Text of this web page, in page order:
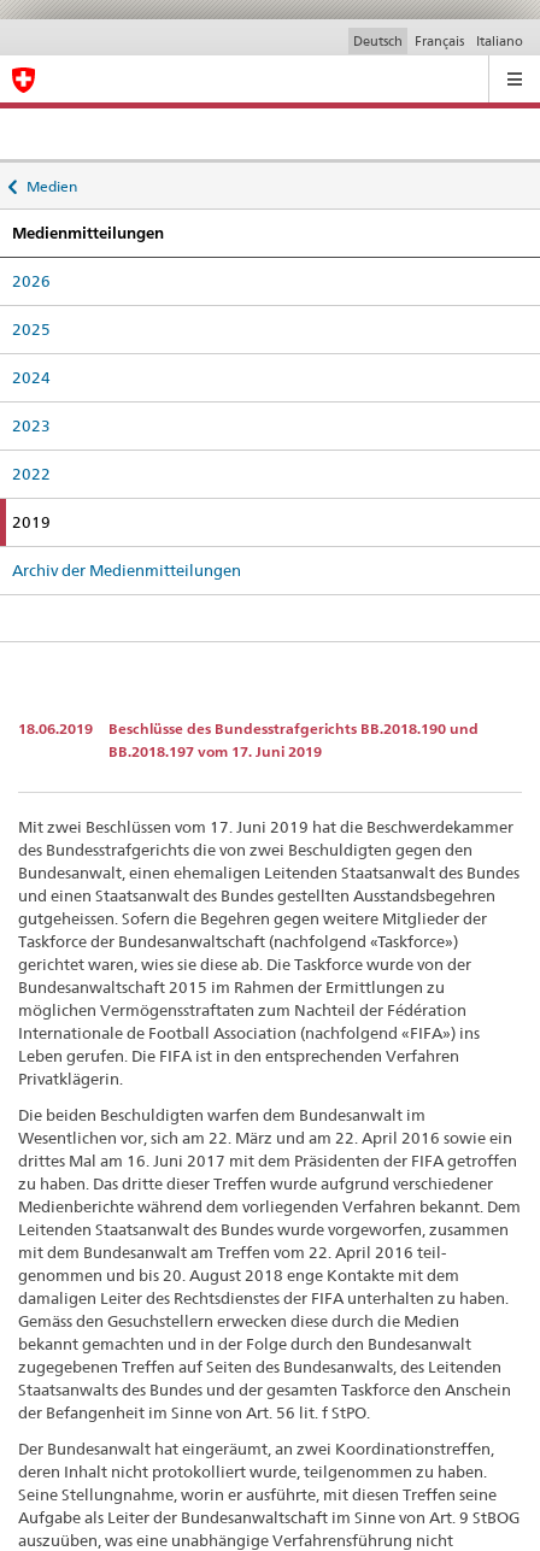
Deutsch Français Italiano
Ricerca
to
Medien
Medienmitteilungen
2026
2025
2024
2023
2022
2019
Archiv der Medienmitteilungen
18.06.2019
Beschlüsse des Bundesstrafgerichts BB.2018.190 und
BB.2018.197 vom 17. Juni 2019
Mit zwei Beschlüssen vom 17. Juni 2019 hat die Beschwerdekammer
des Bundesstrafgerichts die von zwei Beschuldigten gegen den
Bundesanwalt, einen ehemaligen Leitenden Staats­anwalt des Bundes
und einen Staatsanwalt des Bundes gestellten Ausstandsbegehren
gutgeheissen. Sofern die Begehren gegen weitere Mitglieder der
Taskforce der Bundesanwalt­schaft (nachfolgend «Taskforce»)
gerichtet waren, wies sie diese ab. Die Taskforce wurde von der
Bundesanwaltschaft 2015 im Rahmen der Ermittlungen zu
möglichen Vermögens­straftaten zum Nachteil der Fédération
Internationale de Football Association (nachfolgend «FIFA») ins
Leben gerufen. Die FIFA ist in den entsprechenden Verfahren
Privatklägerin.
Die beiden Beschuldigten warfen dem Bundesanwalt im
Wesentlichen vor, sich am 22. März und am 22. April 2016 sowie ein
drittes Mal am 16. Juni 2017 mit dem Präsidenten der FIFA getroffen
zu haben. Das dritte dieser Treffen wurde aufgrund verschiedener
Medienberichte während dem vorliegenden Verfahren bekannt. Dem
Leitenden Staatsanwalt des Bundes wurde vorgeworfen, zusammen
mit dem Bundesanwalt am Treffen vom 22. April 2016 teil­
genommen und bis 20. August 2018 enge Kontakte mit dem
damaligen Leiter des Rechts­dienstes der FIFA unterhalten zu haben.
Gemäss den Gesuchstellern erwecken diese durch die Medien
bekannt gemachten und in der Folge durch den Bundesanwalt
zugegebenen Treffen auf Seiten des Bundesanwalts, des Leitenden
Staatsanwalts des Bundes und der gesamten Taskforce den Anschein
der Befangenheit im Sinne von Art. 56 lit. f StPO.
Der Bundesanwalt hat eingeräumt, an zwei Koordinationstreffen,
deren Inhalt nicht proto­kolliert wurde, teilgenommen zu haben.
Seine Stellungnahme, worin er ausführte, mit diesen Treffen seine
Aufgabe als Leiter der Bundesanwaltschaft im Sinne von Art. 9 StBOG
auszuüben, was eine unabhängige Verfahrensführung nicht